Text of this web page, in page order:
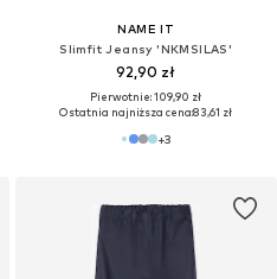
NAME IT
Slimfit Jeansy 'NKMSILAS'
92,90 zł
Pierwotnie: 109,90 zł
Ostatnia najniższa cena:83,61 zł
+3